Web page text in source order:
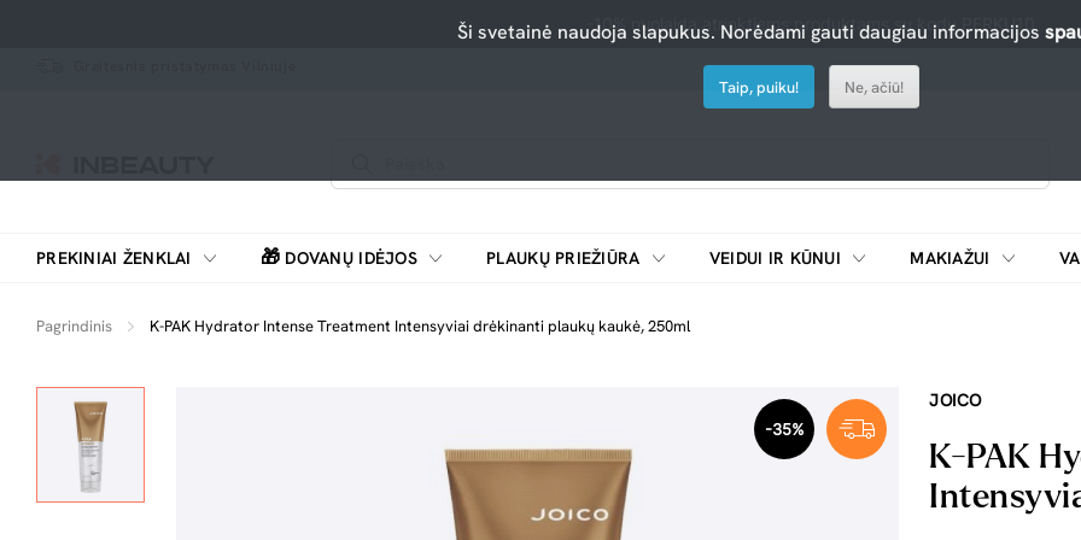
-10% nuolaida atrinktiems produktams su kodu PERKU10
PREKINIAI ŽENKLAI 🎁 DOVANŲ IDĖJOS PLAUKŲ PRIEŽIŪRA VEIDUI IR KŪNUI MAKIAŽUI
Pagrindinis K-PAK Hydrator Intense Treatment Intensyviai drėkinanti plaukų kaukė, 250ml
-35%
JOICO
K-PAK
Ši svetainė naudoja slapukus. Norėdami gauti daugiau informacijos
Taip, puiku! Ne, ačiū!